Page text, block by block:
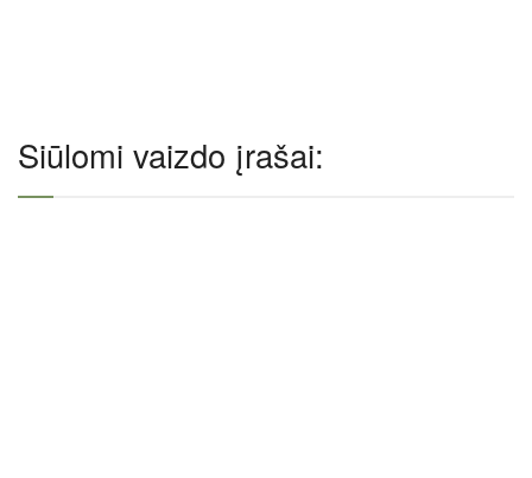
Siūlomi vaizdo įrašai: